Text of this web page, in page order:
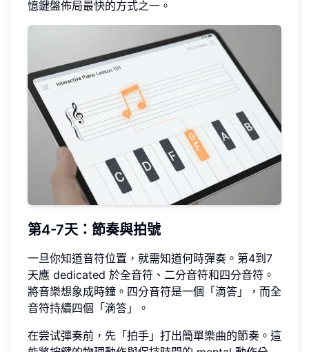
憶鍵盤佈局最快的方式之一。
第4-7天：節奏與拍號
一旦你知道音符位置，就需知道何時彈奏。第4到7
天應 dedicated 於全音符、二分音符和四分音符。
將音樂想象成時鐘。四分音符是一個「滴答」，而全
音符持續四個「滴答」。
在尝试彈奏前，先「拍手」打出簡單樂曲的節奏。這